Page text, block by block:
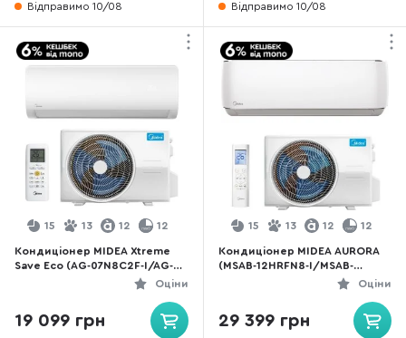
Відправимо 10/08 Відправимо 10/08
15 13 12 12
Кондиціонер MIDEA Xtreme
Save Eco (AG-07N8C2F-I/AG-
Оціни
19 099 грн
15 13 12 12
Кондиціонер MIDEA AURORA
(MSAB-12HRFN8-I/MSAB-
Оціни
29 399 грн